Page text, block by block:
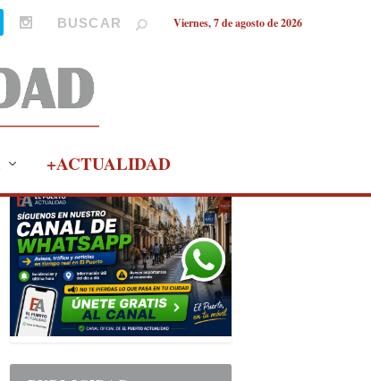
Viernes, 7 de agosto de 2026
+ACTUALIDAD
PUBLICIDAD